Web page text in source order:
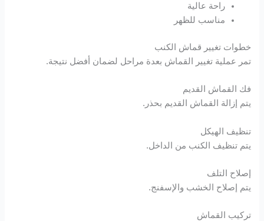
راحة عالية
مناسب للظهر
خطوات تغيير قماش الكنب
تمر عملية تغيير القماش بعدة مراحل لضمان أفضل نتيجة.
فك القماش القديم
يتم إزالة القماش القديم بحذر.
تنظيف الهيكل
يتم تنظيف الكنب من الداخل.
إصلاح التلف
يتم إصلاح الخشب والإسفنج.
تركيب القماش